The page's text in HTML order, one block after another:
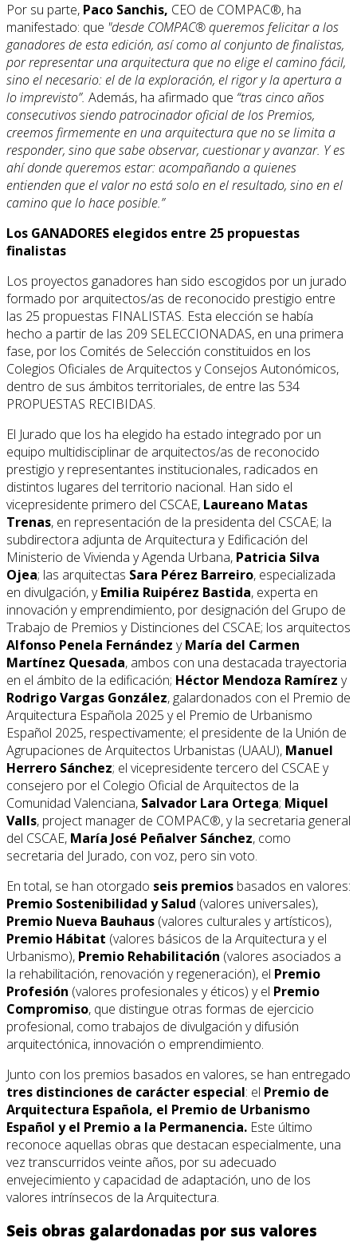
Por su parte, Paco Sanchis, CEO de COMPAC®, ha
manifestado: que "desde COMPAC® queremos felicitar a los
ganadores de esta edición, así como al conjunto de finalistas,
por representar una arquitectura que no elige el camino fácil,
sino el necesario: el de la exploración, el rigor y la apertura a
lo imprevisto”. Además, ha afirmado que “tras cinco años
consecutivos siendo patrocinador oficial de los Premios,
creemos firmemente en una arquitectura que no se limita a
responder, sino que sabe observar, cuestionar y avanzar. Y es
ahí donde queremos estar: acompañando a quienes
entienden que el valor no está solo en el resultado, sino en el
camino que lo hace posible.”
Los GANADORES elegidos entre 25 propuestas
finalistas
Los proyectos ganadores han sido escogidos por un jurado
formado por arquitectos/as de reconocido prestigio entre
las 25 propuestas FINALISTAS. Esta elección se había
hecho a partir de las 209 SELECCIONADAS, en una primera
fase, por los Comités de Selección constituidos en los
Colegios Oficiales de Arquitectos y Consejos Autonómicos,
dentro de sus ámbitos territoriales, de entre las 534
PROPUESTAS RECIBIDAS.
El Jurado que los ha elegido ha estado integrado por un
equipo multidisciplinar de arquitectos/as de reconocido
prestigio y representantes institucionales, radicados en
distintos lugares del territorio nacional. Han sido el
vicepresidente primero del CSCAE, Laureano Matas
Trenas, en representación de la presidenta del CSCAE; la
subdirectora adjunta de Arquitectura y Edificación del
Ministerio de Vivienda y Agenda Urbana, Patricia Silva
Ojea; las arquitectas Sara Pérez Barreiro, especializada
en divulgación, yEmilia Ruipérez Bastida, experta en
innovación y emprendimiento, por designación del Grupo de
Trabajo de Premios y Distinciones del CSCAE; los arquitectos
Alfonso Penela Fernández yMaría del Carmen
Martínez Quesada, ambos con una destacada trayectoria
en el ámbito de la edificación; Héctor Mendoza Ramírez y
Rodrigo Vargas González, galardonados con el Premio de
Arquitectura Española 2025 y el Premio de Urbanismo
Español 2025, respectivamente; el presidente de la Unión de
Agrupaciones de Arquitectos Urbanistas (UAAU), Manuel
Herrero Sánchez; el vicepresidente tercero del CSCAE y
consejero por el Colegio Oficial de Arquitectos de la
Comunidad Valenciana, Salvador Lara Ortega; Miquel
Valls, project manager de COMPAC®, y la secretaria general
del CSCAE, María José Peñalver Sánchez, como
secretaria del Jurado, con voz, pero sin voto.
En total, se han otorgado seis premios basados en valores:
Premio Sostenibilidad y Salud (valores universales),
Premio Nueva Bauhaus (valores culturales y artísticos),
Premio Hábitat (valores básicos de la Arquitectura y el
Urbanismo), Premio Rehabilitación (valores asociados a
la rehabilitación, renovación y regeneración), el Premio
Profesión (valores profesionales y éticos) y el Premio
Compromiso, que distingue otras formas de ejercicio
profesional, como trabajos de divulgación y difusión
arquitectónica, innovación o emprendimiento.
Junto con los premios basados en valores, se han entregado
tres distinciones de carácter especial: el Premio de
Arquitectura Española, el Premio de Urbanismo
Español y el Premio a la Permanencia. Este último
reconoce aquellas obras que destacan especialmente, una
vez transcurridos veinte años, por su adecuado
envejecimiento y capacidad de adaptación, uno de los
valores intrínsecos de la Arquitectura.
Seis obras galardonadas por sus valores